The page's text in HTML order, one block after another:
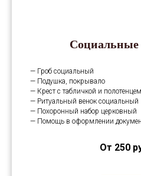
— Гроб социальный
— Подушка, покрывало
— Крест с табличкой и полотенцем
— Ритуальный венок социальный
— Похоронный набор церковный
— Помощь в оформлении
От 250